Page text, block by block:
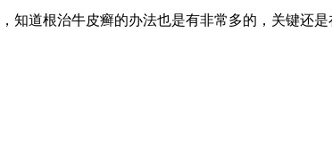
道根治牛皮癣的办法也是有非常多的，关键还是